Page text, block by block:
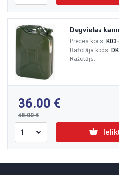
Degvielas
Preces kods:
Ražotāja kods:
Ražotājs:
36.00
48.00